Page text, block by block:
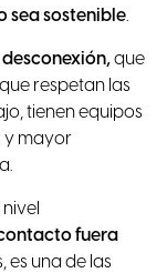
sea sostenible.
que
respetan las
tienen equipos
y mayor
fuera
es una de las